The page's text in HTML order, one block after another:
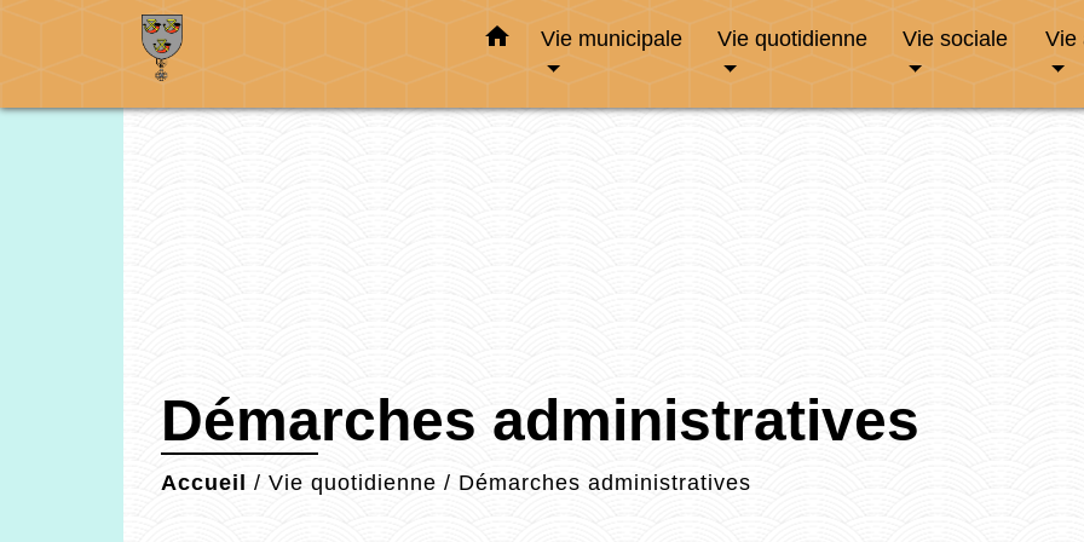
home Vie municipale Vie quotidienne Vie sociale Vie
Démarches administratives
Accueil / Vie quotidienne / Démarches administratives